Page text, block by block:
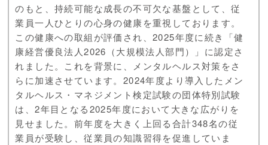
のもと、持続可能な成長の不可欠な基盤として、従
業員一人ひとりの心身の健康を重視しております。
この健康への取組が評価され、2025年度に続き「健
康経営優良法人2026（大規模法人部門）」に認定さ
れました。これを背景に、メンタルヘルス対策をさ
らに加速させています。2024年度より導入したメン
タルヘルス・マネジメント検定試験の団体特別試験
は、2年目となる2025年度において大きな広がりを
見せました。前年度を大きく上回る合計348名の従
業員が受験し、従業員の知識習得を促進していま